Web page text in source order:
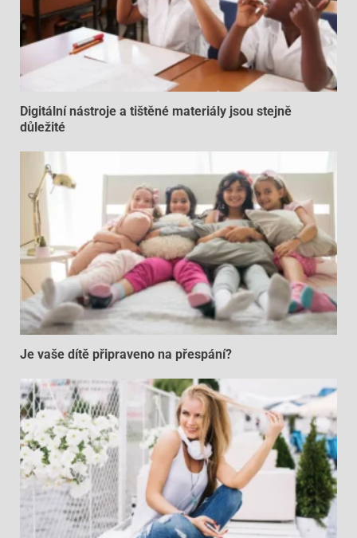
Digitální nástroje a tištěné materiály jsou stejně
důležité
Je vaše dítě připraveno na přespání?